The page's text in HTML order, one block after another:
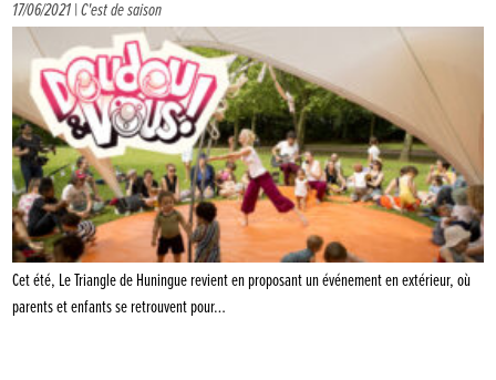
17/06/2021 |C'est de saison
Cet été, Le Triangle de Huningue revient en proposant un événement en extérieur, où
parents et enfants se retrouvent pour…